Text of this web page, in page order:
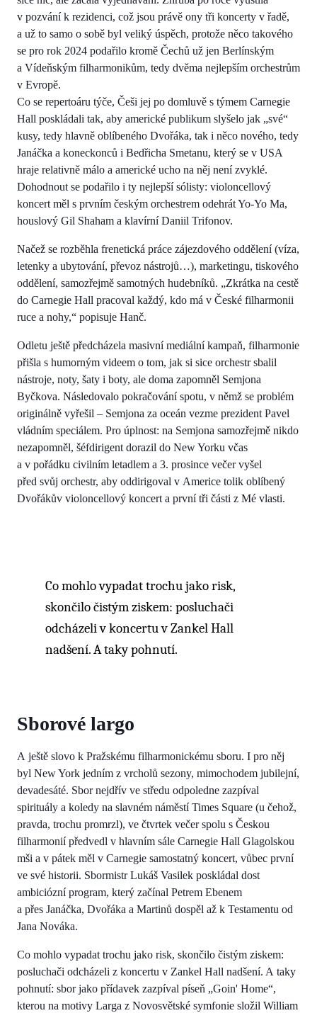
v pozvání k rezidenci, což jsou právě ony tři koncerty v řadě,
a už to samo o sobě byl veliký úspěch, protože něco takového
se pro rok 2024 podařilo kromě Čechů už jen Berlínským
a Vídeňským filharmonikům, tedy dvěma nejlepším orchestrům
v Evropě.
Co se repertoáru týče, Češi jej po domluvě s týmem Carnegie
Hall poskládali tak, aby americké publikum slyšelo jak „své“
kusy, tedy hlavně oblíbeného Dvořáka, tak i něco nového, tedy
Janáčka a koneckonců i Bedřicha Smetanu, který se v USA
hraje relativně málo a americké ucho na něj není zvyklé.
Dohodnout se podařilo i ty nejlepší sólisty: violoncellový
koncert měl s prvním českým orchestrem odehrát Yo-Yo Ma,
houslový Gil Shaham a klavírní Daniil Trifonov.
Načež se rozběhla frenetická práce zájezdového oddělení (víza,
letenky a ubytování, převoz nástrojů…), marketingu, tiskového
oddělení, samozřejmě samotných hudebníků. „Zkrátka na cestě
do Carnegie Hall pracoval každý, kdo má v České filharmonii
ruce a nohy,“ popisuje Hanč.
Odletu ještě předcházela masivní mediální kampaň, filharmonie
přišla s humorným videem o tom, jak si sice orchestr sbalil
nástroje, noty, šaty i boty, ale doma zapomněl Semjona
Byčkova. Následovalo pokračování spotu, v němž se problém
originálně vyřešil – Semjona za oceán vezme prezident Pavel
vládním speciálem. Pro úplnost: na Semjona samozřejmě nikdo
nezapomněl, šéfdirigent dorazil do New Yorku včas
a v pořádku civilním letadlem a 3. prosince večer vyšel
před svůj orchestr, aby oddirigoval v Americe tolik oblíbený
Dvořákův violoncellový koncert a první tři části z Mé vlasti.
Co mohlo vypadat trochu jako risk,
skončilo čistým ziskem: posluchači
odcházeli v koncertu v Zankel Hall
nadšení. A taky pohnutí.
Sborové largo
A ještě slovo k Pražskému filharmonickému sboru. I pro něj
byl New York jedním z vrcholů sezony, mimochodem jubilejní,
devadesáté. Sbor nejdřív ve středu odpoledne zazpíval
spirituály a koledy na slavném náměstí Times Square (u čehož,
pravda, trochu promrzl), ve čtvrtek večer spolu s Českou
filharmonií předvedl v hlavním sále Carnegie Hall Glagolskou
mši a v pátek měl v Carnegie samostatný koncert, vůbec první
ve své historii. Sbormistr Lukáš Vasilek poskládal dost
ambiciózní program, který začínal Petrem Ebenem
a přes Janáčka, Dvořáka a Martinů dospěl až k Testamentu od
Jana Nováka.
Co mohlo vypadat trochu jako risk, skončilo čistým ziskem:
posluchači odcházeli z koncertu v Zankel Hall nadšení. A taky
pohnutí: sbor jako přídavek zazpíval píseň „Goin' Home“,
kterou na motivy Larga z Novosvětské symfonie složil William